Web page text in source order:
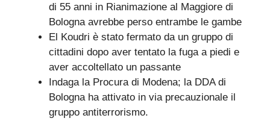
di 55 anni in Rianimazione al Maggiore di
Bologna avrebbe perso entrambe le gambe
El Koudri è stato fermato da un gruppo di
cittadini dopo aver tentato la fuga a piedi e
aver accoltellato un passante
Indaga la Procura di Modena; la DDA di
Bologna ha attivato in via precauzionale il
gruppo antiterrorismo.